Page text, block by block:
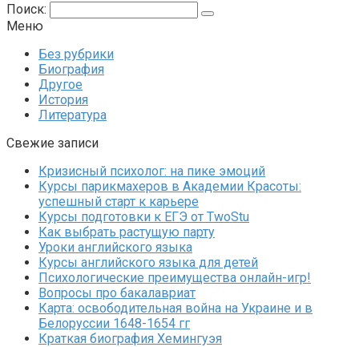
Поиск:
Меню
Без рубрики
Биография
Другое
История
Литература
Свежие записи
Кризисный психолог: на пике эмоций
Курсы парикмахеров в Академии Красоты:
успешный старт к карьере
Курсы подготовки к ЕГЭ от TwoStu
Как выбрать растущую парту
Уроки английского языка
Курсы английского языка для детей
Психологические преимущества онлайн-игр!
Вопросы про бакалавриат
Карта: освободительная война на Украине и в
Белоруссии 1648-1654 гг
Краткая биография Хемингуэя